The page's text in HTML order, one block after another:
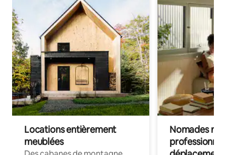
Locations entièrement
meublées
Nomades